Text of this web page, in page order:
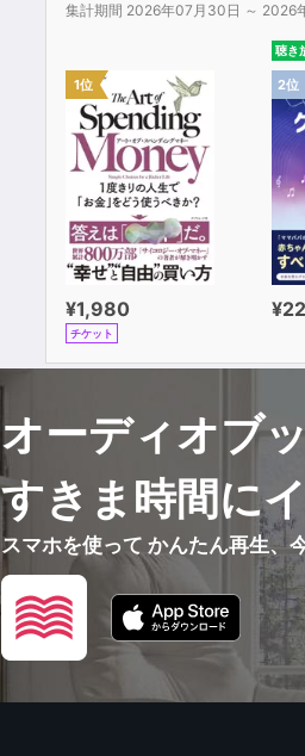
集計期間 2026年07月30日 ～ 2026
1位
¥1,980
チケット
聴き
2位
オーディオブ
すきま時間に
スマホを使って かんたん再生、